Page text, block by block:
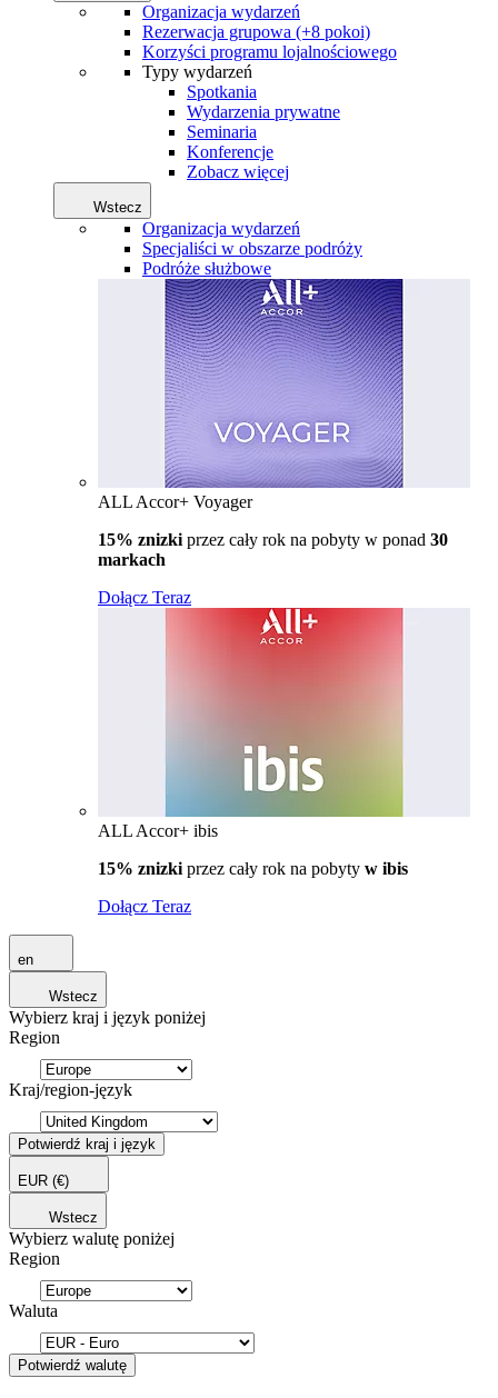
Organizacja wydarzeń
Rezerwacja grupowa (+8 pokoi)
Korzyści programu lojalnościowego
Typy wydarzeń
Spotkania
Wydarzenia prywatne
Seminaria
Konferencje
Zobacz więcej
Wstecz
Organizacja wydarzeń
Specjaliści w obszarze podróży
Podróże służbowe
ALL Accor+ Voyager
15% znizki przez cały rok na pobyty w ponad 30
markach
Dołącz Teraz
ALL Accor+ ibis
15% znizki przez cały rok na pobyty w ibis
Dołącz Teraz
en
Wstecz
Wybierz kraj i język poniżej
Region
Kraj/region-język
Potwierdź kraj i język
EUR (€)
Wstecz
Wybierz walutę poniżej
Region
Waluta
Potwierdź walutę